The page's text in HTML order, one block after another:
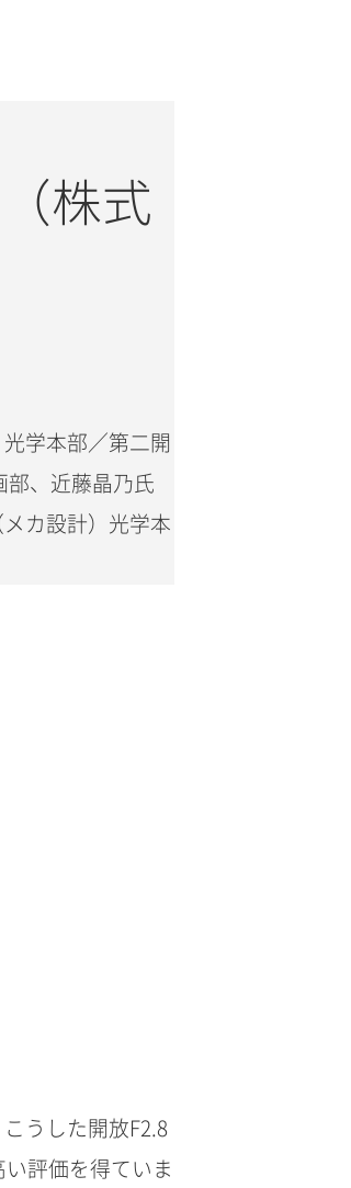
株式
学本部／第二開
部、近藤晶乃氏
カ設計）光学本
うした開放F2.8
評価を得ていま